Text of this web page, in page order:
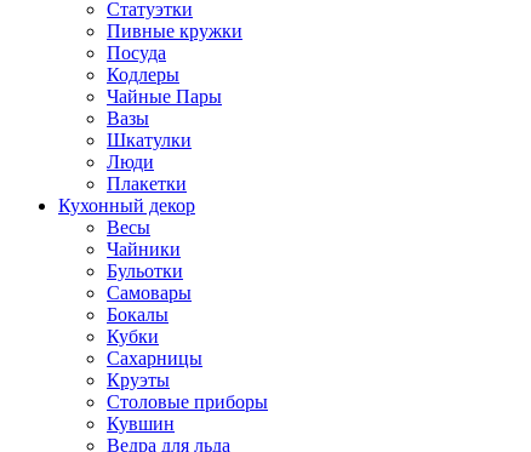
Статуэтки
Пивные кружки
Посуда
Кодлеры
Чайные Пары
Вазы
Шкатулки
Люди
Плакетки
Кухонный декор
Весы
Чайники
Бульотки
Самовары
Бокалы
Кубки
Сахарницы
Круэты
Столовые приборы
Кувшин
Ведра для льда